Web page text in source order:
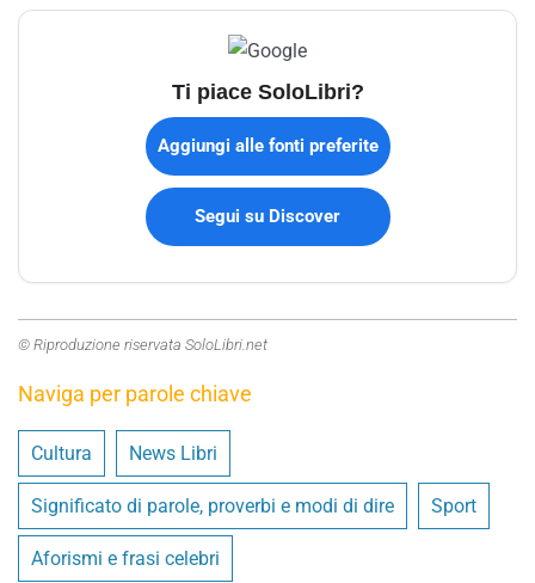
Ti piace SoloLibri?
Aggiungi alle fonti preferite
Segui su Discover
© Riproduzione riservata SoloLibri.net
Naviga per parole chiave
Cultura News Libri
Significato di parole, proverbi e modi di dire Sport
Aforismi e frasi celebri